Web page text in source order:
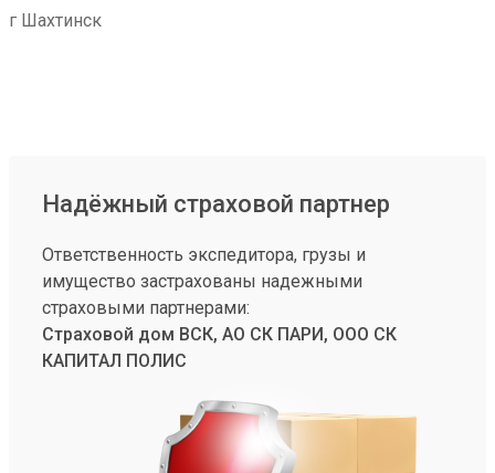
г Шахтинск
Надёжный страховой партнер
Ответственность экспедитора, грузы и
имущество застрахованы надежными
страховыми партнерами:
Страховой дом ВСК, АО СК ПАРИ, ООО СК
КАПИТАЛ ПОЛИС